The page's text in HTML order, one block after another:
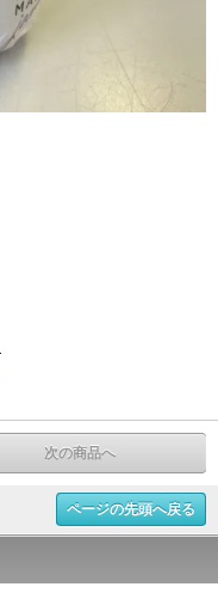
次の商品へ
ページの先頭へ戻る